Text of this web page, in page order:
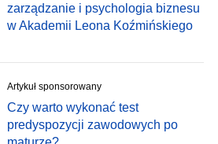
zarządzanie i psychologia biznesu
w Akademii Leona Koźmińskiego
Artykuł sponsorowany
Czy warto wykonać test
predyspozycji zawodowych po